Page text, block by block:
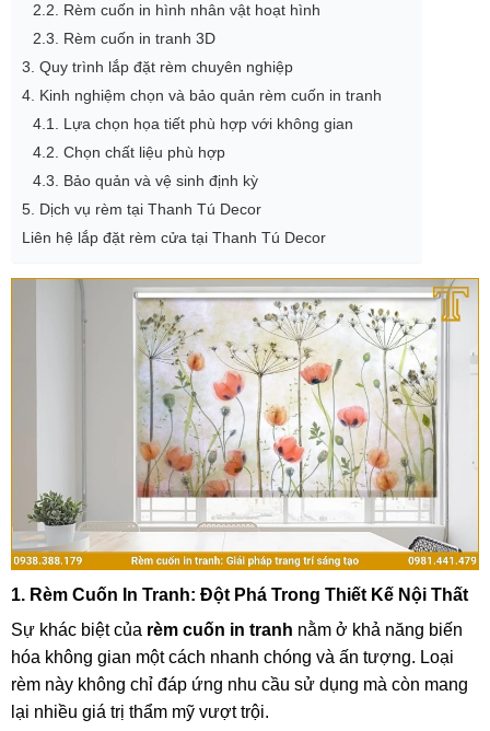
2.2. Rèm cuốn in hình nhân vật hoạt hình
2.3. Rèm cuốn in tranh 3D
3. Quy trình lắp đặt rèm chuyên nghiệp
4. Kinh nghiệm chọn và bảo quản rèm cuốn in tranh
4.1. Lựa chọn họa tiết phù hợp với không gian
4.2. Chọn chất liệu phù hợp
4.3. Bảo quản và vệ sinh định kỳ
5. Dịch vụ rèm tại Thanh Tú Decor
Liên hệ lắp đặt rèm cửa tại Thanh Tú Decor
1. Rèm Cuốn In Tranh: Đột Phá Trong Thiết Kế Nội Thất
Sự khác biệt của rèm cuốn in tranh nằm ở khả năng biến
hóa không gian một cách nhanh chóng và ấn tượng. Loại
rèm này không chỉ đáp ứng nhu cầu sử dụng mà còn mang
lại nhiều giá trị thẩm mỹ vượt trội.